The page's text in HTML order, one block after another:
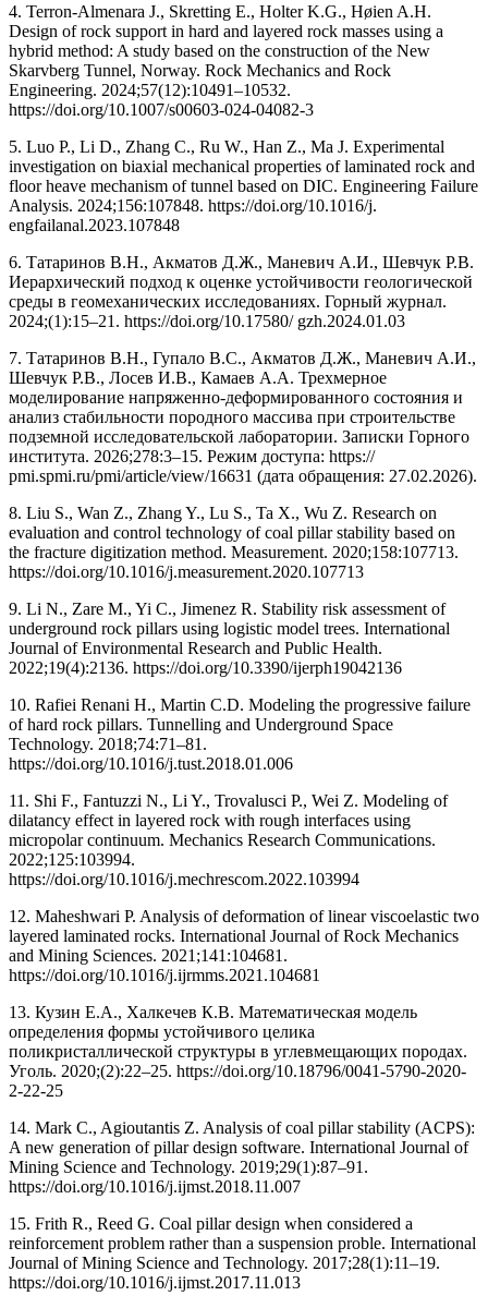
4. Terron-Almenara J., Skretting E., Holter K.G., Høien A.H.
Design of rock support in hard and layered rock masses using a
hybrid method: A study based on the construction of the New
Skarvberg Tunnel, Norway. Rock Mechanics and Rock
Engineering. 2024;57(12):10491–10532.
https://doi.org/10.1007/s00603-024-04082-3
5. Luo P., Li D., Zhang C., Ru W., Han Z., Ma J. Experimental
investigation on biaxial mechanical properties of laminated rock and
floor heave mechanism of tunnel based on DIC. Engineering Failure
Analysis. 2024;156:107848. https://doi.org/10.1016/j.
engfailanal.2023.107848
6. Татаринов В.Н., Акматов Д.Ж., Маневич А.И., Шевчук Р.В.
Иерархический подход к оценке устойчивости геологической
среды в геомеханических исследованиях. Горный журнал.
2024;(1):15–21. https://doi.org/10.17580/ gzh.2024.01.03
7. Татаринов В.Н., Гупало В.С., Акматов Д.Ж., Маневич А.И.,
Шевчук Р.В., Лосев И.В., Камаев А.А. Трехмерное
моделирование напряженно-деформированного состояния и
анализ стабильности породного массива при строительстве
подземной исследовательской лаборатории. Записки Горного
института. 2026;278:3–15. Режим доступа: https://
pmi.spmi.ru/pmi/article/view/16631 (дата обращения: 27.02.2026).
8. Liu S., Wan Z., Zhang Y., Lu S., Ta X., Wu Z. Research on
evaluation and control technology of coal pillar stability based on
the fracture digitization method. Measurement. 2020;158:107713.
https://doi.org/10.1016/j.measurement.2020.107713
9. Li N., Zare M., Yi C., Jimenez R. Stability risk assessment of
underground rock pillars using logistic model trees. International
Journal of Environmental Research and Public Health.
2022;19(4):2136. https://doi.org/10.3390/ijerph19042136
10. Rafiei Renani H., Martin C.D. Modeling the progressive failure
of hard rock pillars. Tunnelling and Underground Space
Technology. 2018;74:71–81.
https://doi.org/10.1016/j.tust.2018.01.006
11. Shi F., Fantuzzi N., Li Y., Trovalusci P., Wei Z. Modeling of
dilatancy effect in layered rock with rough interfaces using
micropolar continuum. Mechanics Research Communications.
2022;125:103994.
https://doi.org/10.1016/j.mechrescom.2022.103994
12. Maheshwari P. Analysis of deformation of linear viscoelastic two
layered laminated rocks. International Journal of Rock Mechanics
and Mining Sciences. 2021;141:104681.
https://doi.org/10.1016/j.ijrmms.2021.104681
13. Кузин Е.А., Халкечев К.В. Математическая модель
определения формы устойчивого целика
поликристаллической структуры в углевмещающих породах.
Уголь. 2020;(2):22–25. https://doi.org/10.18796/0041-5790-2020-
2-22-25
14. Mark C., Agioutantis Z. Analysis of coal pillar stability (ACPS):
A new generation of pillar design software. International Journal of
Mining Science and Technology. 2019;29(1):87–91.
https://doi.org/10.1016/j.ijmst.2018.11.007
15. Frith R., Reed G. Coal pillar design when considered a
reinforcement problem rather than a suspension proble. International
Journal of Mining Science and Technology. 2017;28(1):11–19.
https://doi.org/10.1016/j.ijmst.2017.11.013